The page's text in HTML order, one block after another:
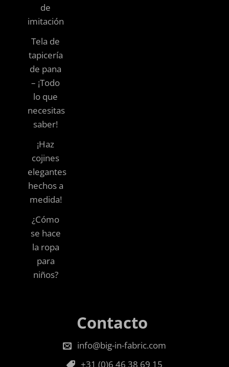
de
imitación
Tela de
tapicería
de pana
– ¡Todo
lo que
necesitas
saber!
¡Haz
cojines
elegantes
hechos a
medida!
¿Cómo
se hace
la ropa
para
niños?
Contacto
info@big-in-fabric.com
+31 (0)6 46 38 69 15